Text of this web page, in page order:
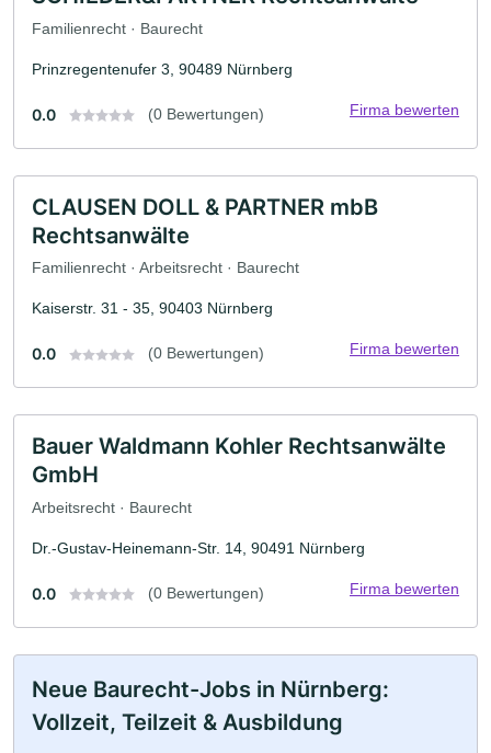
Familienrecht · Baurecht
Prinzregentenufer 3, 90489 Nürnberg
0.0 (0 Bewertungen) Firma bewerten
CLAUSEN DOLL & PARTNER mbB
Rechtsanwälte
Familienrecht · Arbeitsrecht · Baurecht
Kaiserstr. 31 - 35, 90403 Nürnberg
0.0 (0 Bewertungen) Firma bewerten
Bauer Waldmann Kohler Rechtsanwälte
GmbH
Arbeitsrecht · Baurecht
Dr.-Gustav-Heinemann-Str. 14, 90491 Nürnberg
0.0 (0 Bewertungen) Firma bewerten
Neue Baurecht-Jobs in Nürnberg:
Vollzeit, Teilzeit & Ausbildung